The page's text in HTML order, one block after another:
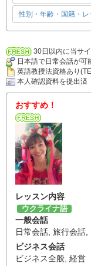
性別・年齢・国籍・
30日以内に当サ
日本語で日常会話が可
英語教授法資格あり
本人確認資料を提出済
おすすめ！
レッスン内容
ウクライナ語
一般会話
日常会話 旅行会話
ビジネス会話
ビジネス全般 経営